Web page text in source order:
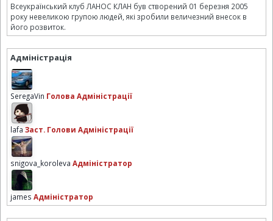
Всеукраїнський клуб ЛАНОС КЛАН був створений 01 березня 2005
року невеликою групою людей, які зробили величезний внесок в
його розвиток.
Адміністрація
SeregaVin Голова Адміністрації
lafa Заст. Голови Адміністрації
snigova_koroleva Адміністратор
james Адміністратор